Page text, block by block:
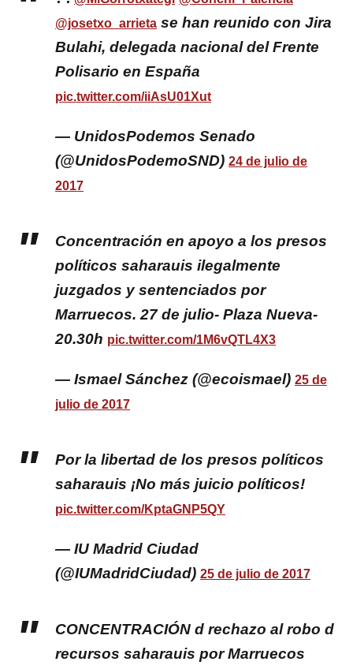
@josetxo_arrieta se han reunido con Jira
Bulahi, delegada nacional del Frente
Polisario en España
pic.twitter.com/iiAsU01Xut
— UnidosPodemos Senado
(@UnidosPodemoSND) 24 de julio de
2017
Concentración en apoyo a los presos
políticos saharauis ilegalmente
juzgados y sentenciados por
Marruecos. 27 de julio- Plaza Nueva-
20.30h pic.twitter.com/1M6vQTL4X3
— Ismael Sánchez (@ecoismael) 25 de
julio de 2017
Por la libertad de los presos políticos
saharauis ¡No más juicio políticos!
pic.twitter.com/KptaGNP5QY
— IU Madrid Ciudad
(@IUMadridCiudad) 25 de julio de 2017
CONCENTRACIÓN d rechazo al robo d
recursos saharauis por Marruecos